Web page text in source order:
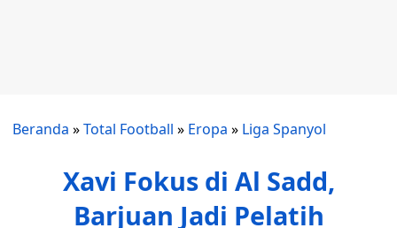
Beranda »Total Football » Eropa » Liga Spanyol
Xavi Fokus di Al Sadd,
Barjuan Jadi Pelatih